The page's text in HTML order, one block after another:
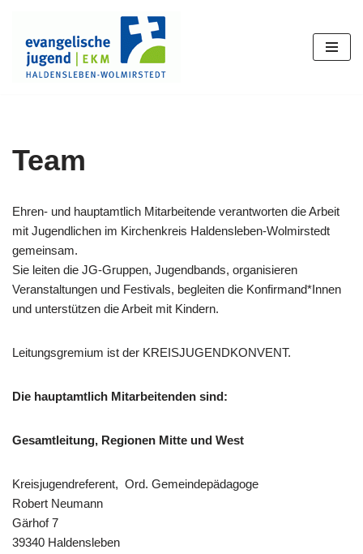
Zum
Inhalt
springen
Team
Ehren- und hauptamtlich Mitarbeitende verantworten die Arbeit
mit Jugendlichen im Kirchenkreis Haldensleben-Wolmirstedt
gemeinsam.
Sie leiten die JG-Gruppen, Jugendbands, organisieren
Veranstaltungen und Festivals, begleiten die Konfirmand*Innen
und unterstützen die Arbeit mit Kindern.
Leitungsgremium ist der KREISJUGENDKONVENT.
Die hauptamtlich Mitarbeitenden sind:
Gesamtleitung, Regionen Mitte und West
Kreisjugendreferent, Ord. Gemeindepädagoge
Robert Neumann
Gärhof 7
39340 Haldensleben